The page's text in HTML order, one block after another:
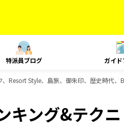
特派員ブログ ガイ
Resort Style、島旅、御朱印、歴史時代
キング&テクニ